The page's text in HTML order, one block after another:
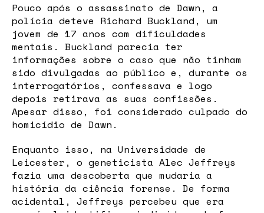
Pouco após o assassinato de Dawn, a
polícia deteve Richard Buckland, um
jovem de 17 anos com dificuldades
mentais. Buckland parecia ter
informações sobre o caso que não tinham
sido divulgadas ao público e, durante os
interrogatórios, confessava e logo
depois retirava as suas confissões.
Apesar disso, foi considerado culpado do
homicídio de Dawn.
Enquanto isso, na Universidade de
Leicester, o geneticista Alec Jeffreys
fazia uma descoberta que mudaria a
história da ciência forense. De forma
acidental, Jeffreys percebeu que era